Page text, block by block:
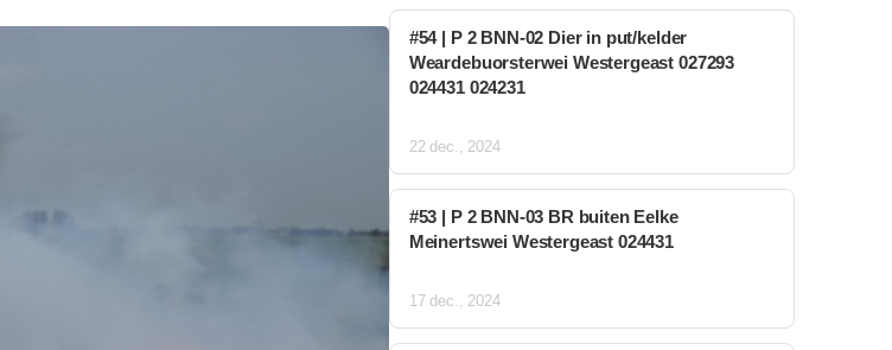
#54 | P 2 BNN-02 Dier in put/kelder
Weardebuorsterwei Westergeast 027293
024431 024231
22 dec., 2024
#53 | P 2 BNN-03 BR buiten Eelke
Meinertswei Westergeast 024431
17 dec., 2024